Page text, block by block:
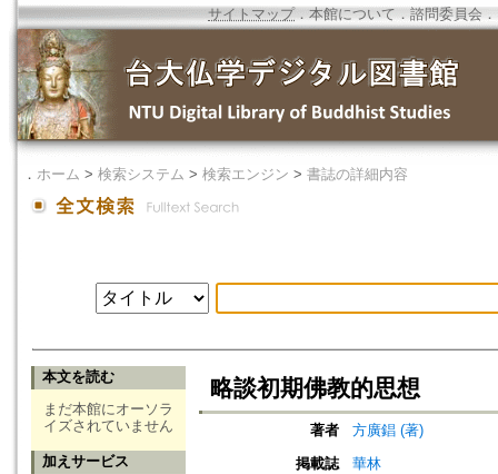
サイトマップ．本館について ． 諮問委員会 ．
． ホーム > 検索システム > 検索エンジン > 書誌の詳細内容
本文を読む
まだ本館にオーソラ
イズされていません
加えサービス
略談初期佛教的思想
著者
方廣錩 (著)
掲載誌
華林